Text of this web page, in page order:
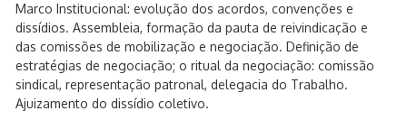
Marco Institucional: evolução dos acordos, convenções e
dissídios. Assembleia, formação da pauta de reivindicação e
das comissões de mobilização e negociação. Definição de
estratégias de negociação; o ritual da negociação: comissão
sindical, representação patronal, delegacia do Trabalho.
Ajuizamento do dissídio coletivo.